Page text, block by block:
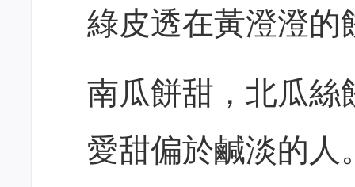
綠皮透在黃澄澄的
南瓜餅甜，北瓜絲
愛甜偏於鹹淡的人